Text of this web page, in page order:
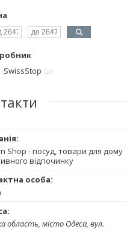
SwissStop
2
Shop - посуд, товари для дому
відпочинку
область, місто Одеса, вул.